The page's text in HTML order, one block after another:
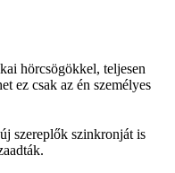
hörcsögökkel, teljesen
ez csak az én személyes
szereplők szinkronját is